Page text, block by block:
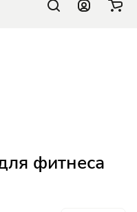
фитнеса